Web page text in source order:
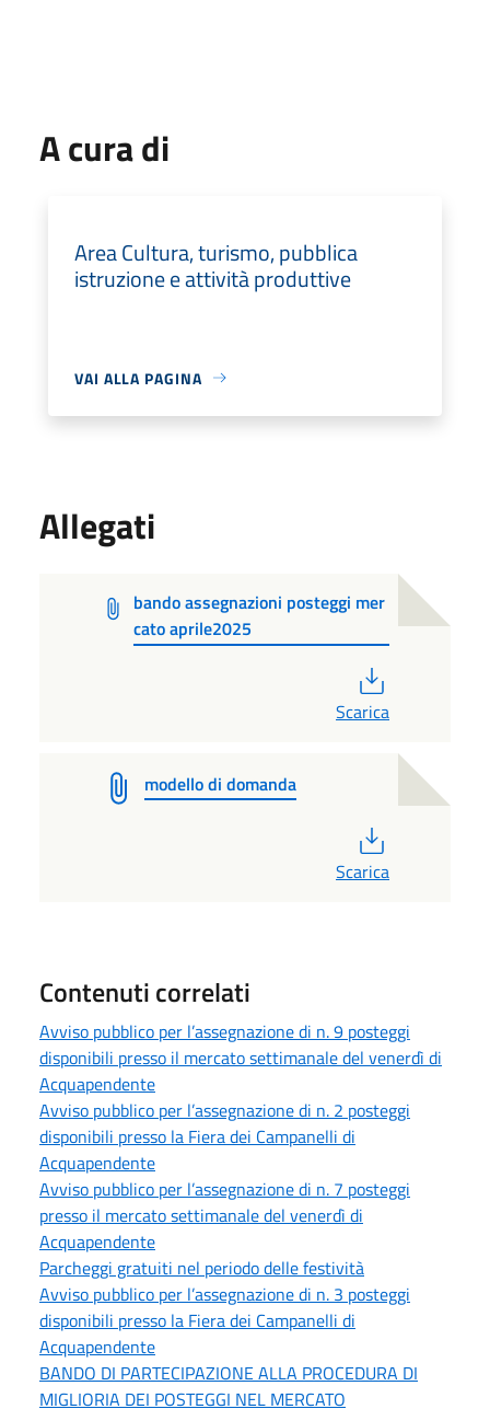
A cura di
Area Cultura, turismo, pubblica
istruzione e attività produttive
VAI ALLA PAGINA
Allegati
bando assegnazioni posteggi mer
cato aprile2025
Scarica
modello di domanda
Scarica
Contenuti correlati
Avviso pubblico per l’assegnazione di n. 9 posteggi
disponibili presso il mercato settimanale del venerdì di
Acquapendente
Avviso pubblico per l’assegnazione di n. 2 posteggi
disponibili presso la Fiera dei Campanelli di
Acquapendente
Avviso pubblico per l’assegnazione di n. 7 posteggi
presso il mercato settimanale del venerdì di
Acquapendente
Parcheggi gratuiti nel periodo delle festività
Avviso pubblico per l’assegnazione di n. 3 posteggi
disponibili presso la Fiera dei Campanelli di
Acquapendente
BANDO DI PARTECIPAZIONE ALLA PROCEDURA DI
MIGLIORIA DEI POSTEGGI NEL MERCATO